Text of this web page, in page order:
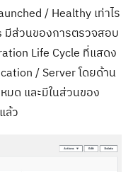
/ Healthy เท่าไร
มีส่วนของการตรวจสอบ
Life Cycle ที่แสดง
/ Server โดยด้าน
มด และมีในส่วนของ
ล้ว